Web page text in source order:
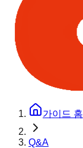
가이드 홈
Q&A